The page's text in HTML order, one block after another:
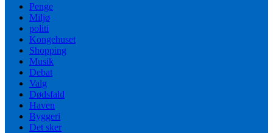
Penge
Miljø
politi
Kongehuset
Shopping
Musik
Debat
Valg
Dødsfald
Haven
Byggeri
Det sker